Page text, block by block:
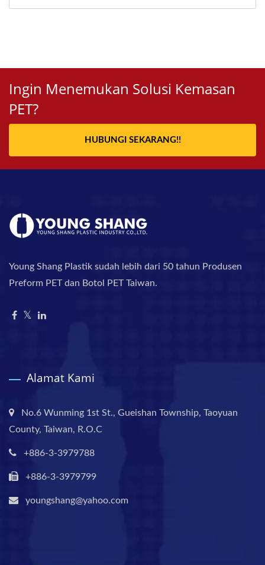
Ingin Menemukan Solusi Kemasan
PET?
HUBUNGI SEKARANG!!
Young Shang Plastik sudah lebih dari 50 tahun Produsen
Preform PET dan Botol PET Taiwan.
Alamat Kami
No.6 Wunming 1st St., Gueishan Township, Taoyuan
County, Taiwan, R.O.C
+886-3-3979788
+886-3-3979799
youngshang@yahoo.com